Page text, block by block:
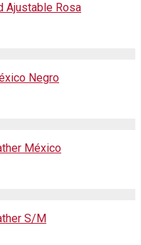
Ajustable Rosa
Negro
México
S/M